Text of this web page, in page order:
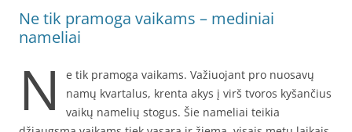
Ne tik pramoga vaikams – mediniai
nameliai
N
e tik pramoga vaikams. Važiuojant pro nuosavų
namų kvartalus, krenta akys į virš tvoros kyšančius
vaikų namelių stogus. Šie nameliai teikia